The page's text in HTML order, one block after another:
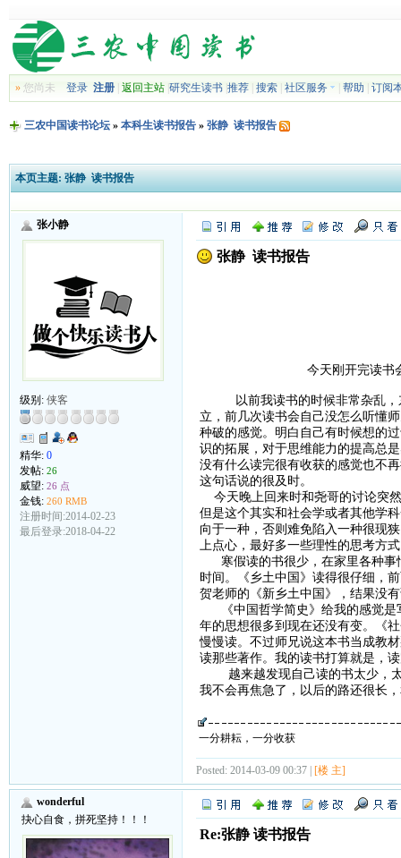
»您尚未 登录 注册| 返回主站| 研究生读书| 推荐| 搜索| 社区服务 帮助 订阅
三农中国读书论坛» 本科生读书报告» 张静 读书报告
本页主题: 张静 读书报告
张小静
级别: 侠客
精华: 0
发帖: 26
威望: 26 点
金钱: 260 RMB
注册时间:2014-02-23
最后登录:2018-04-22
张静 读书报告
今天刚开完读书
以前我读书的时候非常杂乱，东
立，前几次读书会自己没怎么听懂
种破的感觉。明白自己有时候想的
识的拓展，对于思维能力的提高总
没有什么读完很有收获的感觉也不
这句话说的很及时。
今天晚上回来时和尧哥的讨论突
但是这个其实和社会学或者其他学
向于一种，否则难免陷入一种很现
上点心，最好多一些理性的思考方
寒假读的书很少，在家里各种事
时间。《乡土中国》读得很仔细，
贺老师的《新乡土中国》，结果没
《中国哲学简史》给我的感觉是
年的思想很多到现在还没有变。《
慢慢读。不过师兄说这本书当成教
读那些著作。我的读书打算就是，
越来越发现自己读的书太少，太
我不会再焦急了，以后的路还很长
一分耕耘，一分收获
Posted: 2014-03-09 00:37 | [楼 主]
wonderful
抉心自食，拼死坚持！！！
Re:张静 读书报告